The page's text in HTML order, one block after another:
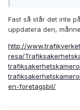
Fast så står det inte
uppdatera den,
http://
resa/
en-foretagsbil/